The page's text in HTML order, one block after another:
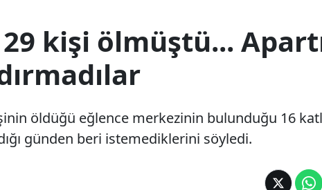
kişi ölmüştü...
öldüğü eğlence merkezinin bulunduğu 16
günden beri istemediklerini söyledi.